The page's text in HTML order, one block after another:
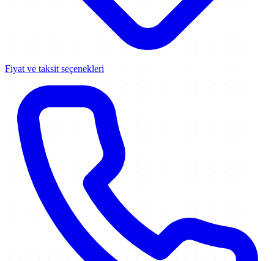
Fiyat ve taksit seçenekleri